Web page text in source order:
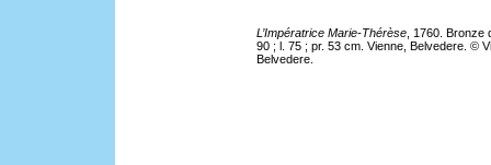
L’Impératrice Marie-Thérèse , 1760. Bronze
90 ; l. 75 ; pr. 53 cm. Vienne, Belvedere. ©
Belvedere.